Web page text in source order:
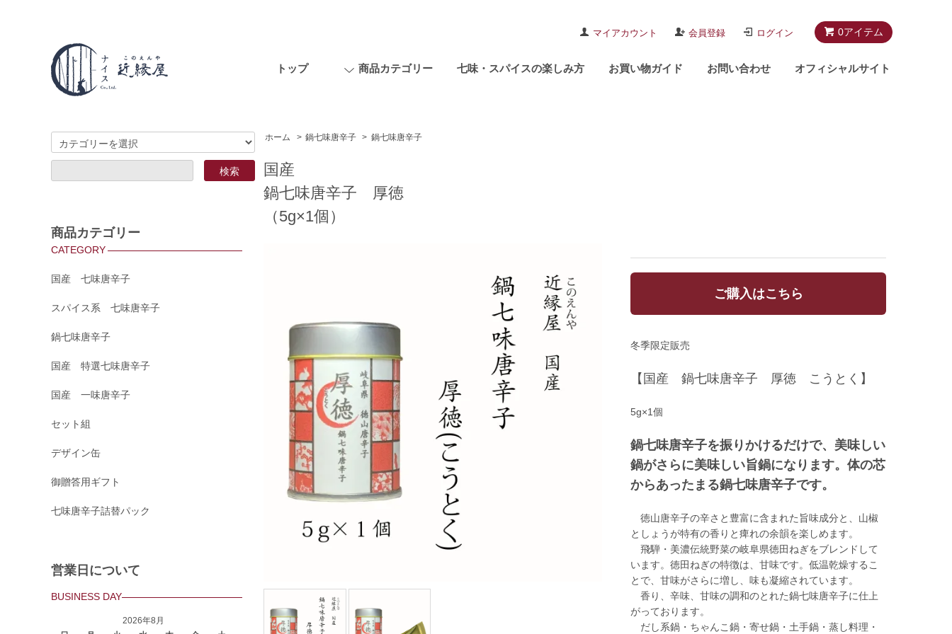
0アイテム
マイアカウント 会員登録 ログイン
トップ 商品カテゴリー 七味・スパイスの楽しみ方 お買い物ガイド お問い合わせ オフィシャルサイト
ホーム > 鍋七味唐辛子 > 鍋七味唐辛子
国産
鍋七味唐辛子 厚徳
（5g×1個）
ご購入はこちら
冬季限定販売
【国産 鍋七味唐辛子 厚徳 こうとく】
5g×1個
鍋七味唐辛子を振りかけるだけで、美味しい
鍋がさらに美味しい旨鍋になります。体の芯
からあったまる鍋七味唐辛子です。
徳山唐辛子の辛さと豊富に含まれた旨味成分と、山椒
としょうが特有の香りと痺れの余韻を楽しめます。
飛騨・美濃伝統野菜の岐阜県徳田ねぎをブレンドして
います。徳田ねぎの特徴は、甘味です。低温乾燥するこ
とで、甘味がさらに増し、味も凝縮されています。
香り、辛味、甘味の調和のとれた鍋七味唐辛子に仕上
がっております。
だし系鍋・ちゃんこ鍋・寄せ鍋・土手鍋・蒸し料理・
商品カテゴリー
CATEGORY
国産 七味唐辛子
スパイス系 七味唐辛子
鍋七味唐辛子
国産 特選七味唐辛子
国産 一味唐辛子
セット組
デザイン缶
御贈答用ギフト
七味唐辛子詰替パック
営業日について
BUSINESS DAY
2026年8月